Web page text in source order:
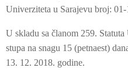
Univerziteta u Sarajevu broj:
U skladu sa članom 259.
stupa na snagu 15 (petnaest)
13. 12. 2018. godine.